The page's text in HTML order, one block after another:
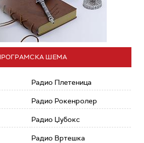
ШЕМА
Радио Плетеница
Радио Рокенролер
Радио Џубокс
Радио Вртешка